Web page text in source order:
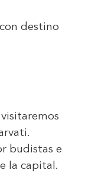
destino
budistas e
la capital.